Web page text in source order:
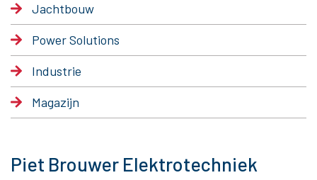
Jachtbouw
Power Solutions
Industrie
Magazijn
Piet Brouwer Elektrotechniek